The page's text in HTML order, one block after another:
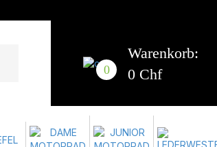
0
Warenkorb:
0 Chf